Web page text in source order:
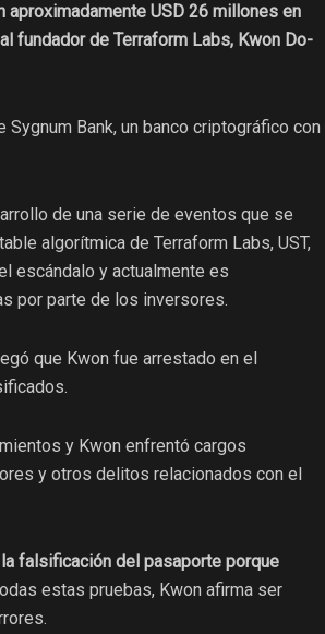
USD 26 millones en
fundador de Terraform Labs, Kwon Do-
Bank, un banco criptográfico con
de una serie de eventos que se
algorítmica de Terraform Labs, UST,
escándalo y actualmente es
por parte de los inversores.
que Kwon fue arrestado en el
y Kwon enfrentó cargos
y otros delitos relacionados con el
falsificación del pasaporte porque
estas pruebas, Kwon afirma ser